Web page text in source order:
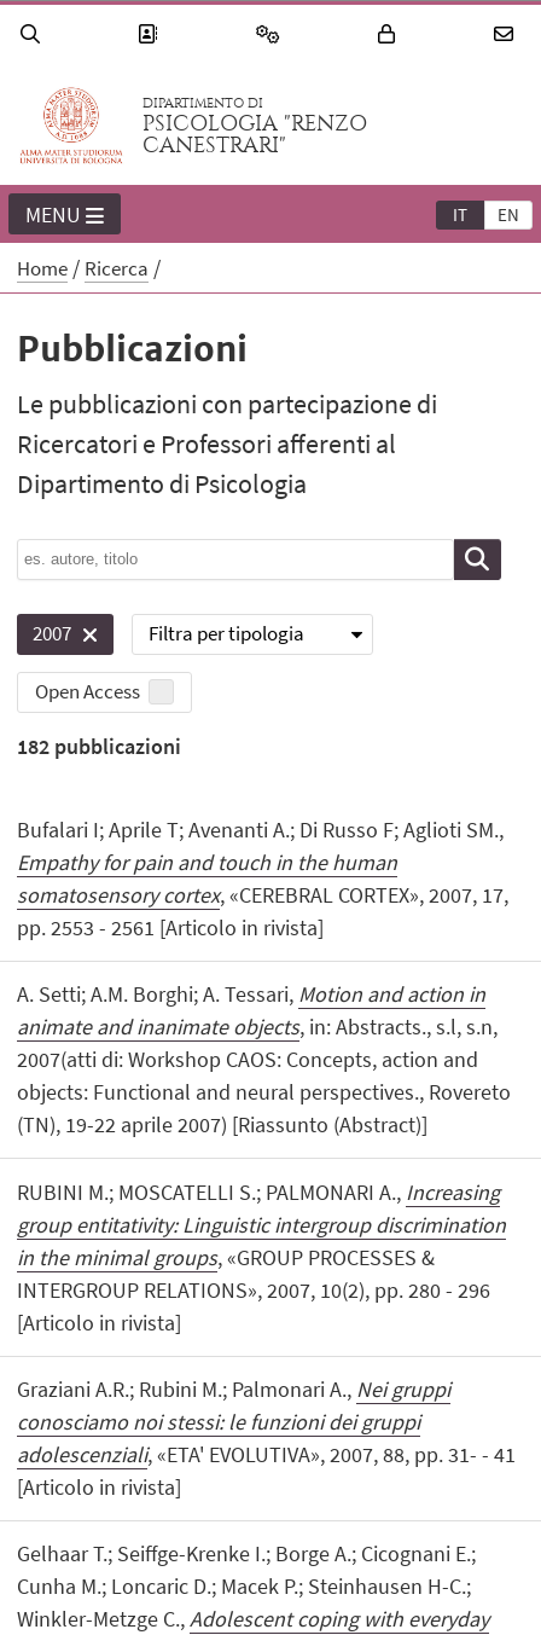
DIPARTIMENTO DI
PSICOLOGIA "RENZO
CANESTRARI"
IT EN
MENU
Home Ricerca
Pubblicazioni
Le pubblicazioni con partecipazione di
Ricercatori e Professori afferenti al
Dipartimento di Psicologia
2007 Filtra per tipologia
Open Access
182 pubblicazioni
Bufalari I; Aprile T; Avenanti A.; Di Russo F; Aglioti SM.,
Empathy for pain and touch in the human
somatosensory cortex, «CEREBRAL CORTEX», 2007, 17,
pp. 2553 - 2561 [Articolo in rivista]
A. Setti; A.M. Borghi; A. Tessari, Motion and action in
animate and inanimate objects, in: Abstracts., s.l, s.n,
2007(atti di: Workshop CAOS: Concepts, action and
objects: Functional and neural perspectives., Rovereto
(TN), 19-22 aprile 2007) [Riassunto (Abstract)]
RUBINI M.; MOSCATELLI S.; PALMONARI A., Increasing
group entitativity: Linguistic intergroup discrimination
in the minimal groups, «GROUP PROCESSES &
INTERGROUP RELATIONS», 2007, 10(2), pp. 280 - 296
[Articolo in rivista]
Graziani A.R.; Rubini M.; Palmonari A., Nei gruppi
conosciamo noi stessi: le funzioni dei gruppi
adolescenziali, «ETA' EVOLUTIVA», 2007, 88, pp. 31- - 41
[Articolo in rivista]
Gelhaar T.; Seiffge-Krenke I.; Borge A.; Cicognani E.;
Cunha M.; Loncaric D.; Macek P.; Steinhausen H-C.;
Winkler-Metzge C.,Adolescent coping with everyday